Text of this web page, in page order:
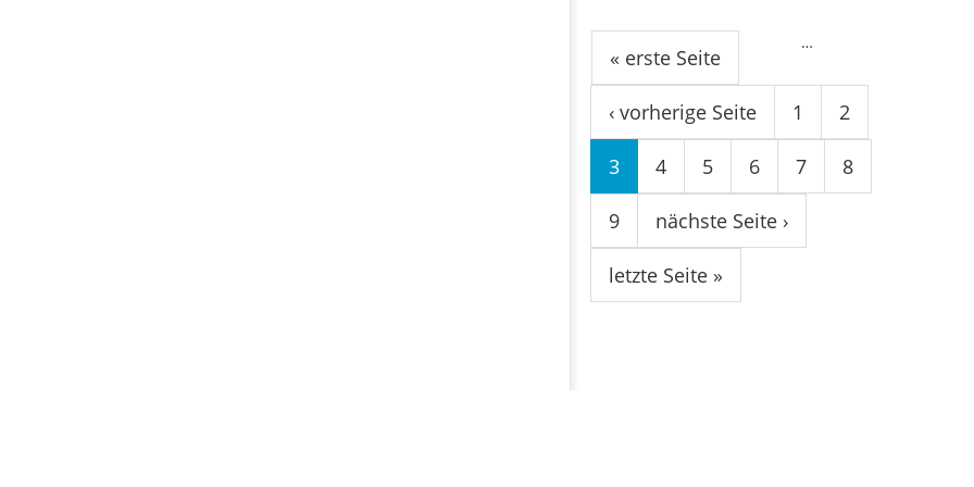
Seiten
« erste Seite
‹ vorherige Seite 1 2
3 4 5 6 7 8
9
…
nächste Seite ›
letzte Seite »